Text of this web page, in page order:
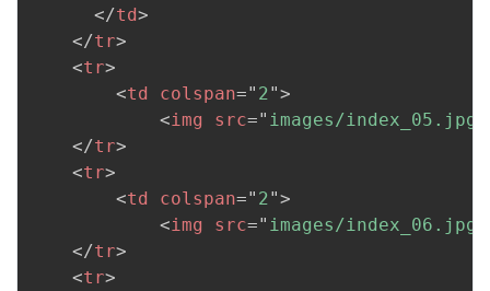
</td>
</tr>
<tr>
<td colspan=" 2">
<img src=" images/index_05.jpg
</tr>
<tr>
<td colspan=" 2">
<img src=" images/index_06.jpg
</tr>
<tr>